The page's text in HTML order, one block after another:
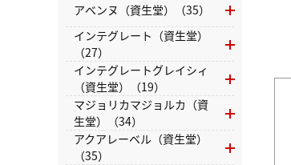
アベンヌ（資生堂）（35）
インテグレート（資生堂）
（27）
インテグレートグレイシィ
（資生堂）（19）
マジョリカマジョルカ（資
生堂）（34）
アクアレーベル（資生堂）
（35）